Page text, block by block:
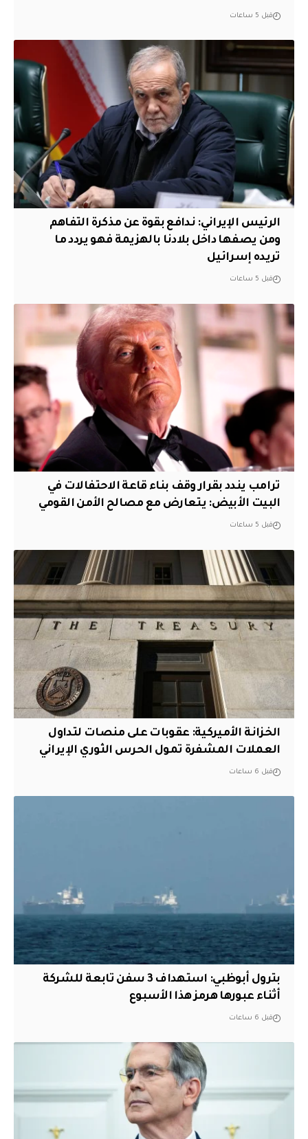
قبل 5 ساعات
الرئيس الإيراني: ندافع بقوة عن مذكرة التفاهم
ومن يصفها داخل بلادنا بالهزيمة فهو يردد ما
تريده إسرائيل
قبل 5 ساعات
ترامب يندد بقرار وقف بناء قاعة الاحتفالات في
البيت الأبيض: يتعارض مع مصالح الأمن القومي
قبل 5 ساعات
الخزانة الأميركية: عقوبات على منصات لتداول
العملات المشفرة تمول الحرس الثوري الإيراني
قبل 6 ساعات
بترول أبوظبي: استهداف 3 سفن تابعة للشركة
أثناء عبورها هرمز هذا الأسبوع
قبل 6 ساعات